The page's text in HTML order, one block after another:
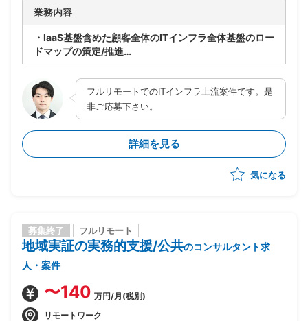
ットワークエンジニア / サーバエンジニア / ネットワークエンジ
ニア / IT / 構想/グランドデザイン/EA / インフラ / セキュリティ
業務内容
・IaaS基盤含めた顧客全体のITインフラ全体基盤のロー
ドマップの策定/推進
・上記全体像に関連して周辺システム（監視/JOB/バッ
クアップ/データ連携等）のロードマップの策定/推進
・顧客への提案や各種資料作成業務
フルリモートでのITインフラ上流案件です。是
非ご応募下さい。
詳細を見る
気になる
募集終了 フルリモート
地域実証の実務的支援/公共のコンサルタント求
人・案件
〜140 万円/月(税別)
リモートワーク